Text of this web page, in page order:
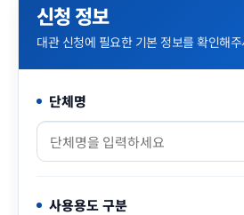
신청 정보
대관 신청에 필요한 기본 정보를 확인해
단체명
사용용도 구분